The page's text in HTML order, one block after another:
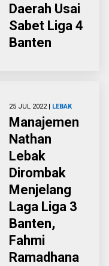
Daerah Usai
Sabet Liga 4
Banten
25 JUL 2022 | LEBAK
Manajemen
Nathan
Lebak
Dirombak
Menjelang
Laga Liga 3
Banten,
Fahmi
Ramadhana